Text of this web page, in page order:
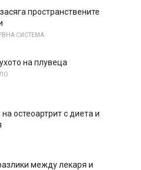
пространствените
СИСТЕМА
на плувеца
остеоартрит с диета и
между лекаря и